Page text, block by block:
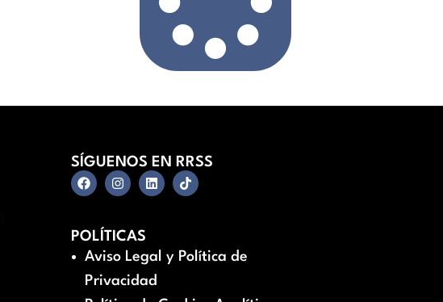
SÍGUENOS EN RRSS
POLÍTICAS
Aviso Legal y Política de
Privacidad